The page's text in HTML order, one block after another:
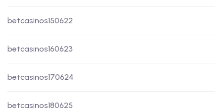
betcasinos150622
betcasinos160623
betcasinos170624
betcasinos180625